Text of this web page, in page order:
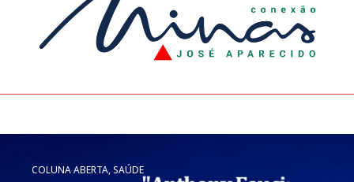
COLUNA ABERTA,SAÚDE